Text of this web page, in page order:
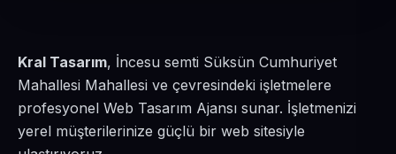
Kral Tasarım, İncesu semti Süksün Cumhuriyet
Mahallesi Mahallesi ve çevresindeki işletmelere
profesyonel Web Tasarım Ajansı sunar. İşletmenizi
yerel müşterilerinize güçlü bir web sitesiyle